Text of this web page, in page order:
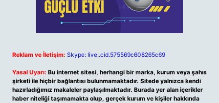
Reklam ve İletişim: Skype: live:.cid.575569c608265c69
Yasal Uyarı: Bu internet sitesi, herhangi bir marka, kurum veya şahıs
şirketi ile hiçbir bağlantısı bulunmamaktadır. Sitede yalnızca kendi
hazırladığımız makaleler paylaşılmaktadır. Burada yer alan içerikler
haber niteliği taşımamakta olup, gerçek kurum ve kişiler hakkında